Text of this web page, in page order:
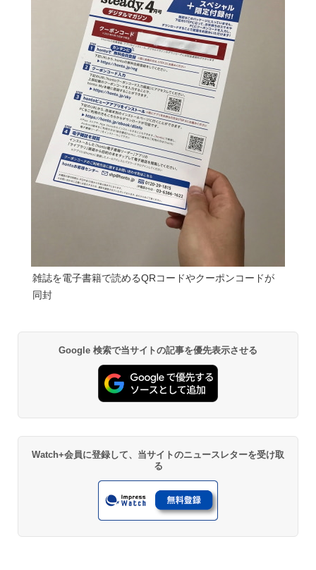
雑誌を電子書籍で読めるQRコードやクーポンコードが
同封
Google 検索で当サイトの記事を優先表示させる
Watch+会員に登録して、当サイトのニュースレターを受け取
る